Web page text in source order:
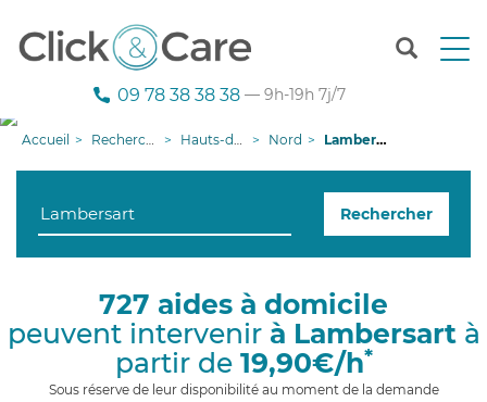
T
n
g
i
09 78 38 38 38 — 9h-19h 7j/7
Accueil Recherche aide à domicile Hauts-de-France Nord Lambersart
Rechercher
727 aides à domicile
peuvent intervenir à Lambersartà
partir de 19,90€/h*
Sous réserve de leur disponibilité au moment de la demande